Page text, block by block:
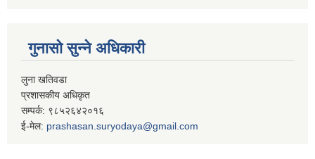
गुनासो सुन्ने अधिकारी
लुना खतिवडा
प्रशासकीय अधिकृत
सम्पर्क: ९८५२६४२०१६
ई-मेल: prashasan.suryodaya@gmail.com